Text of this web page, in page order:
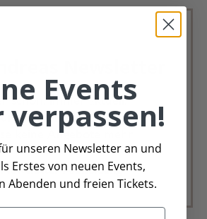
schön, immer aktuell.
unseren Newsletter ein &
keine Angebote mehr
Anmeldung
Events
verpassen!
unseren Newsletter an und
Erstes von neuen Events,
Abenden und freien Tickets.